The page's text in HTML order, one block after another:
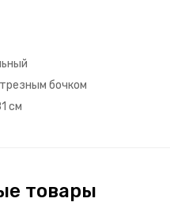
бочком
см
товары